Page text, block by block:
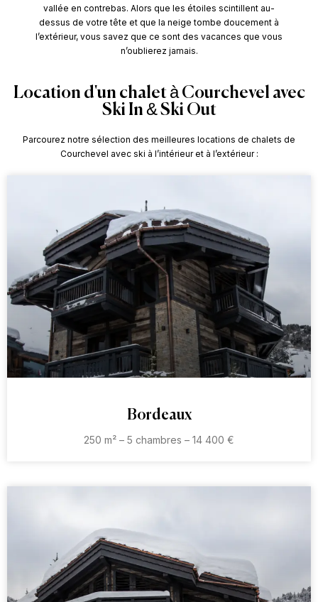
vallée en contrebas. Alors que les étoiles scintillent au-
dessus de votre tête et que la neige tombe doucement à
l’extérieur, vous savez que ce sont des vacances que vous
n’oublierez jamais.
Location d'un chalet à Courchevel avec
Ski In & Ski Out
Parcourez notre sélection des meilleures locations de chalets de
Courchevel avec ski à l’intérieur et à l’extérieur :
Bordeaux
250 m² – 5 chambres – 14 400 €